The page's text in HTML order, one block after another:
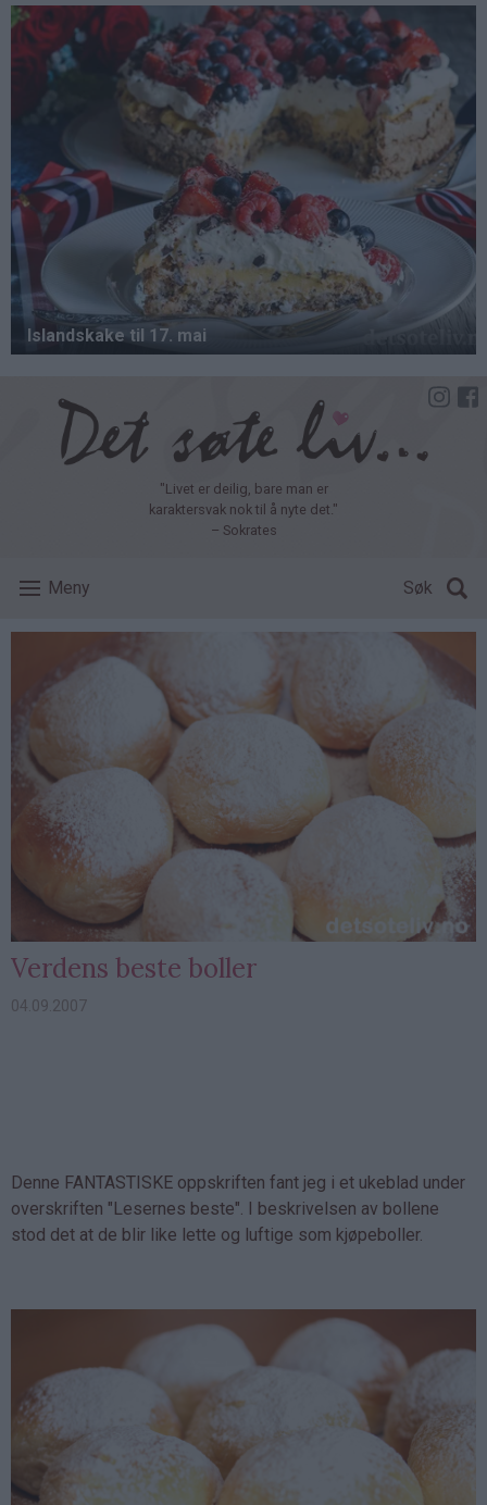
Hopp
hovedinnhold
"Livet er deilig, bare man er
karaktersvak nok til å nyte det."
– Sokrates
Meny Søk
Verdens beste boller
04.09.2007
Denne FANTASTISKE oppskriften fant jeg i et ukeblad under
overskriften "Lesernes beste". I beskrivelsen av bollene
stod det at de blir like lette og luftige som kjøpeboller.